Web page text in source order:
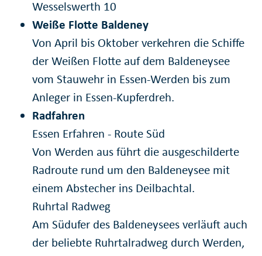
Wesselswerth 10
Weiße Flotte Baldeney
Von April bis Oktober verkehren die Schiffe
der Weißen Flotte auf dem Baldeneysee
vom Stauwehr in Essen-Werden bis zum
Anleger in Essen-Kupferdreh.
Radfahren
Essen Erfahren - Route Süd
Von Werden aus führt die ausgeschilderte
Radroute rund um den Baldeneysee mit
einem Abstecher ins Deilbachtal.
Ruhrtal Radweg
Am Südufer des Baldeneysees verläuft auch
der beliebte Ruhrtalradweg durch Werden,